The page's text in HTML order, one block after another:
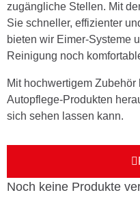
zugängliche Stellen. Mit
Sie schneller, effizienter
bieten wir Eimer-Systeme
Reinigung noch
Mit hochwertigem
Autopflege-Produkten
sich sehen lassen kann.
Noch keine Produkte